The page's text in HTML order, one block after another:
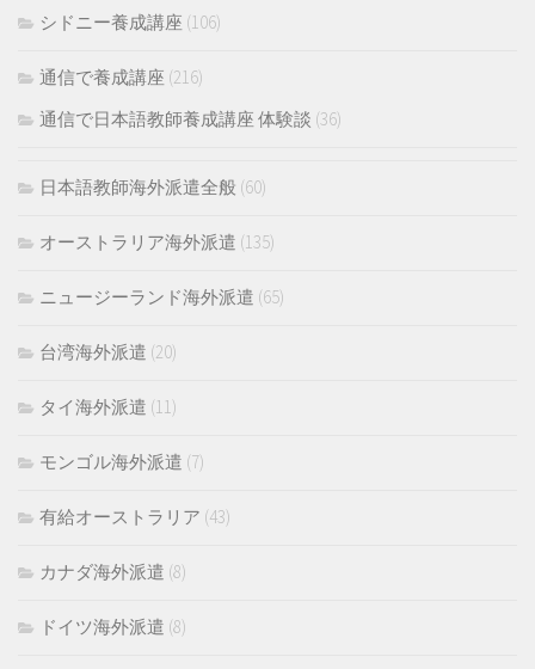
シドニー養成講座 (106)
通信で養成講座 (216)
通信で日本語教師養成講座 体験談 (36)
日本語教師海外派遣全般 (60)
オーストラリア海外派遣 (135)
ニュージーランド海外派遣 (65)
台湾海外派遣 (20)
タイ海外派遣 (11)
モンゴル海外派遣 (7)
有給オーストラリア (43)
カナダ海外派遣 (8)
ドイツ海外派遣 (8)